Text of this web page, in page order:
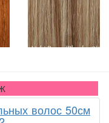
волос 50см